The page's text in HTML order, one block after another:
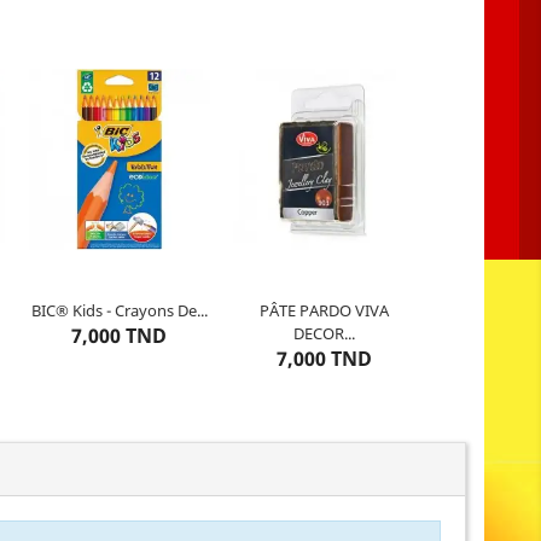
BIC® Kids - Crayons De...
7,000 TND
10articles restants
PÂTE PARDO VIVA
DECOR...
7,000 TND
2 articles restants